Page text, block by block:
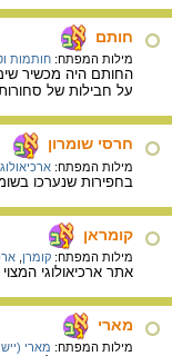
חותם
מילות המפתח: חותמות
החותם היה מכשיר
על חבילות של
חרסי שומרון
מילות המפתח:
בחפירות שנערכו בשומרון בשנת 1908-1910 התגלו בשטח המצודה סמוך להיכל המלך 63 חרסים, אוסטרוקונים,
קומראן
מילות המפתח: קומרן
אתר ארכיאולוגי
מארי
מילות המפתח: מארי